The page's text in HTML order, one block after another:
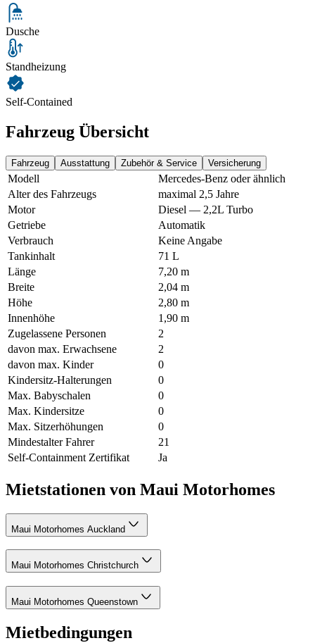
Dusche
Standheizung
Self-Contained
Fahrzeug Übersicht
Fahrzeug Ausstattung Zubehör & Service Versicherung
Modell
Mercedes-Benz oder ähnlich
Alter des Fahrzeugs
maximal 2,5 Jahre
Motor
Diesel — 2,2L Turbo
Getriebe
Automatik
Verbrauch
Keine Angabe
Tankinhalt
71 L
Länge
7,20 m
Breite
2,04 m
Höhe
2,80 m
Innenhöhe
1,90 m
Zugelassene Personen
2
davon max. Erwachsene
2
davon max. Kinder
0
Kindersitz-Halterungen
0
Max. Babyschalen
0
Max. Kindersitze
0
Max. Sitzerhöhungen
0
Mindestalter Fahrer
21
Self-Containment Zertifikat
Ja
Mietstationen von Maui Motorhomes
Maui Motorhomes Auckland
Maui Motorhomes Christchurch
Maui Motorhomes Queenstown
Mietbedingungen